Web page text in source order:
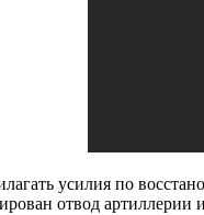
усилия по
отвод артиллерии